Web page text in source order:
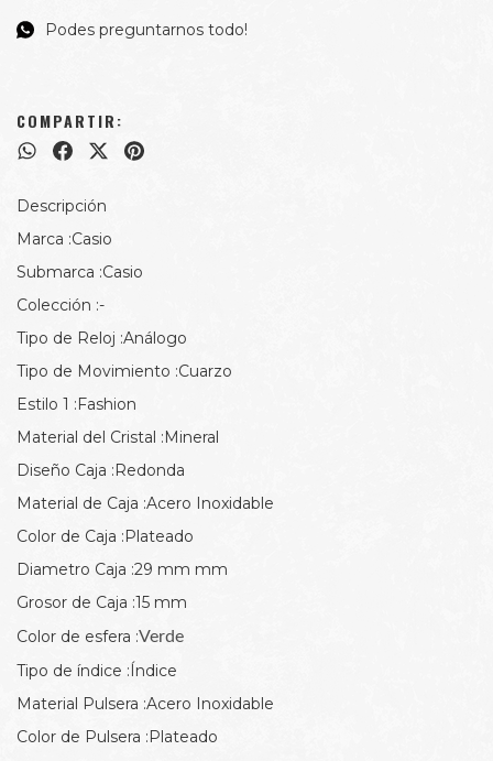
Podes preguntarnos todo!
COMPARTIR:
Descripción
Marca :Casio
Submarca :Casio
Colección :-
Tipo de Reloj :Análogo
Tipo de Movimiento :Cuarzo
Estilo 1 :Fashion
Material del Cristal :Mineral
Diseño Caja :Redonda
Material de Caja :Acero Inoxidable
Color de Caja :Plateado
Diametro Caja :29 mm mm
Grosor de Caja :15 mm
Color de esfera :Verde
Tipo de índice :Índice
Material Pulsera :Acero Inoxidable
Color de Pulsera :Plateado